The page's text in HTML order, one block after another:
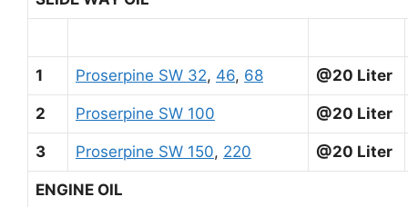
1 Proserpine SW 32, 46, 68 @20 Liter
2 Proserpine SW 100 @20 Liter
3 Proserpine SW 150, 220 @20 Liter
ENGINE OIL